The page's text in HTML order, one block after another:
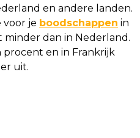
en andere landen.
voor je boodschappen in
minder dan in Nederland.
en in Frankrijk
uit.